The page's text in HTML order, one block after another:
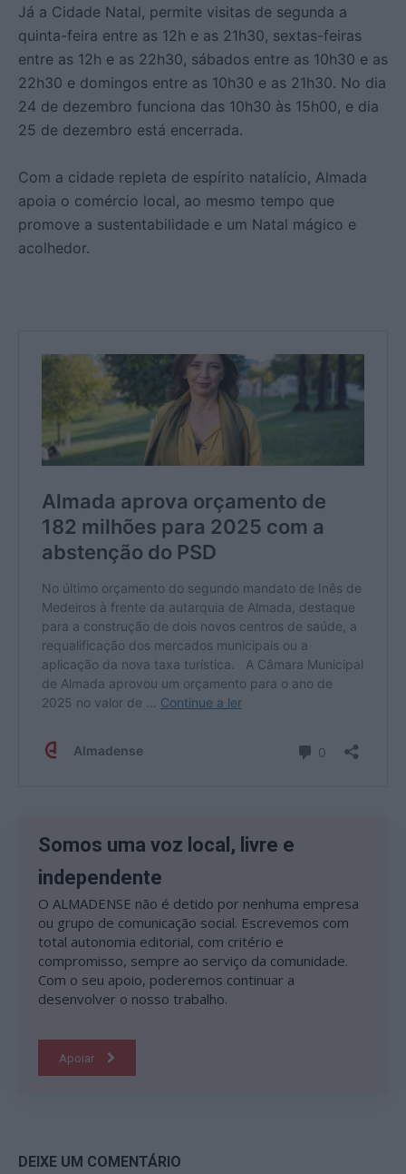
Já a Cidade Natal, permite visitas de segunda a
quinta-feira entre as 12h e as 21h30, sextas-feiras
entre as 12h e as 22h30, sábados entre as 10h30 e as
22h30 e domingos entre as 10h30 e as 21h30. No dia
24 de dezembro funciona das 10h30 às 15h00, e dia
25 de dezembro está encerrada.
Com a cidade repleta de espírito natalício, Almada
apoia o comércio local, ao mesmo tempo que
promove a sustentabilidade e um Natal mágico e
acolhedor.
Somos uma voz local, livre e
independente
O ALMADENSE não é detido por nenhuma empresa
ou grupo de comunicação social. Escrevemos com
total autonomia editorial, com critério e
compromisso, sempre ao serviço da comunidade.
Com o seu apoio, poderemos continuar a
desenvolver o nosso trabalho.
Apoiar
DEIXE UM COMENTÁRIO